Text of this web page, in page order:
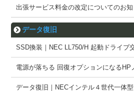
出張サービス料金の改定についてのお
データ復旧
SSD換装｜NEC LL750/H 起動ドライブ
電源が落ちる 回復オプションになるHP
データ復旧｜NECインテル４世代一体